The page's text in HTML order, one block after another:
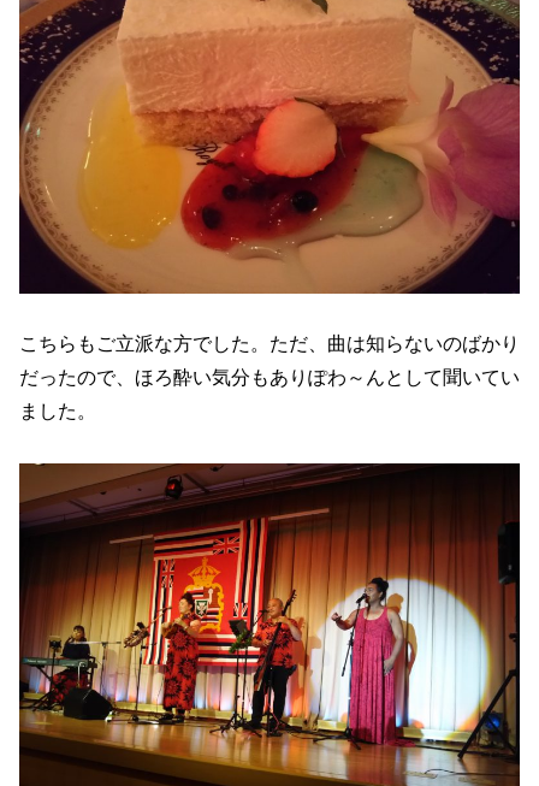
こちらもご立派な方でした。ただ、曲は知らないのばかり
だったので、ほろ酔い気分もありぽわ～んとして聞いてい
ました。